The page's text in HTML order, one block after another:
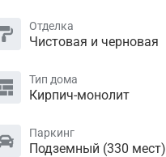
Отделка
Чистовая и черновая
Тип дома
Кирпич-монолит
Паркинг
Подземный (330 мест)